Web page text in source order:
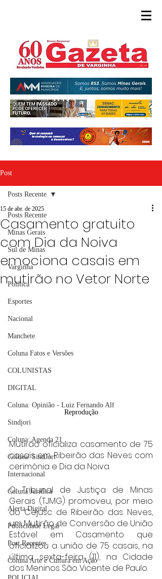
Post
Posts Recente
Minas Gerais
Sul de Minas
Varginha
Política
Esportes
Nacional
Manchete
Coluna Fatos e Versões
COLUNISTAS
DIGITAL
Coluna: Opinião - Luiz Fernando Alf
Sindjori
Coluna: Agenda 21
Coluna: SindJori
Internacional
Coluna Jurídica
Alerta Digital
Publicidade Legal
Post Recentes
Coluna Arte e Cultura em Ação
Posts Recente
Casamento gratuito
com Dia da Noiva
emociona casais em
mutirão no Vetor Norte
15 de abr. de 2025
Reprodução
Mutirão oficializa casamento de 75
casais em Ribeirão das Neves com
cerimônia e Dia da Noiva.
O Tribunal de Justiça de Minas
Gerais (TJMG) promoveu, por meio
do Cejusc de Ribeirão das Neves,
um Mutirão de Conversão de União
Estável em Casamento que
oficializou a união de 75 casais, na
última sexta-feira (11), na Cidade
dos Meninos São Vicente de Paulo.